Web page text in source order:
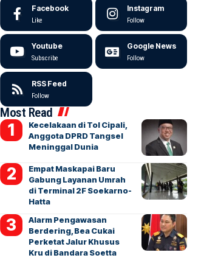
Facebook
Like
Instagram
Follow
Youtube
Subscribe
Google News
Follow
RSS Feed
Follow
Most Read
Kecelakaan di Tol Cipali,
Anggota DPRD Tangsel
Meninggal Dunia
Empat Maskapai Baru
Gabung Layanan Umrah
di Terminal 2F Soekarno-
Hatta
Alarm Pengawasan
Berdering, Bea Cukai
Perketat Jalur Khusus
Kru di Bandara Soetta